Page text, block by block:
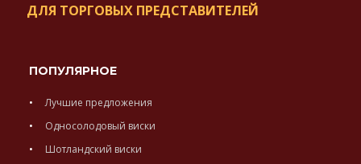
ДЛЯ ТОРГОВЫХ ПРЕДСТАВИТЕЛЕЙ
ПОПУЛЯРНОЕ
Лучшие предложения
Односолодовый виски
Шотландский виски